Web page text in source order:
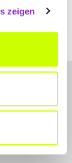
zeigen
nochmal